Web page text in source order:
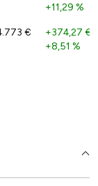
+11,29 %
€ +374,27 €
+8,51 %